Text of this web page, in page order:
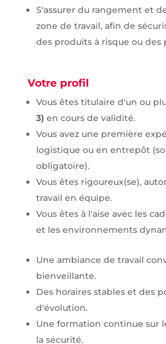
S'assurer du rangement et
zone de travail, afin de
des produits à risque ou des
Votre profil
Vous êtes titulaire d'un ou
3) en cours de validité.
Vous avez une première
logistique ou en entrepôt
obligatoire).
Vous êtes rigoureux(se),
travail en équipe.
Vous êtes à l'aise avec les
et les environnements
Une ambiance de travail
bienveillante.
Des horaires stables et des
d'évolution.
Une formation continue sur
la sécurité.